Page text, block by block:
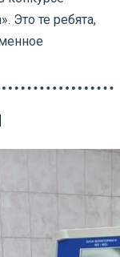
Это те ребята,